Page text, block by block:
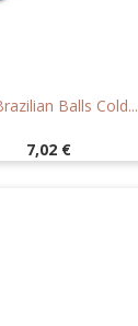
Balls Cold...
Prix
7,02 €